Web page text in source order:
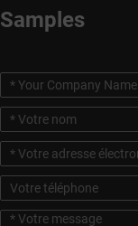
Samples